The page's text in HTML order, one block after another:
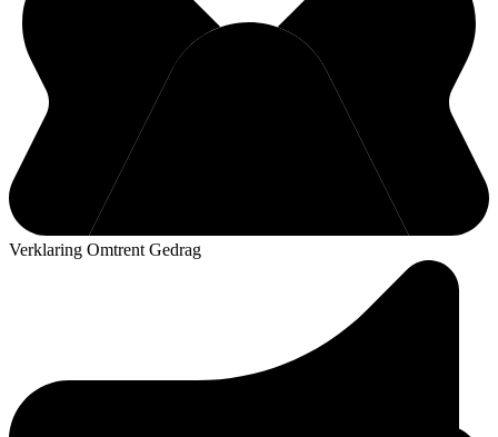
Verklaring Omtrent Gedrag